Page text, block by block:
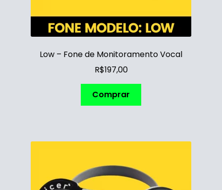
Low – Fone de Monitoramento Vocal
R$197,00
Comprar